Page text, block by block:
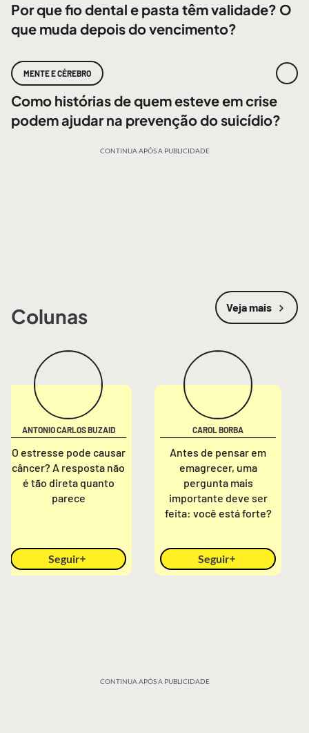
Por que fio dental e pasta têm validade? O
que muda depois do vencimento?
MENTE E CÉREBRO
Como histórias de quem esteve em crise
podem ajudar na prevenção do suicídio?
CONTINUA APÓS A PUBLICIDADE
Colunas Veja mais
ANTONIO CARLOS BUZAID
O estresse pode causar
câncer? A resposta não
é tão direta quanto
parece
Seguir
CAROL BORBA
Antes de pensar em
emagrecer, uma
pergunta mais
importante deve ser
feita: você está forte?
Seguir
CONTINUA APÓS A PUBLICIDADE